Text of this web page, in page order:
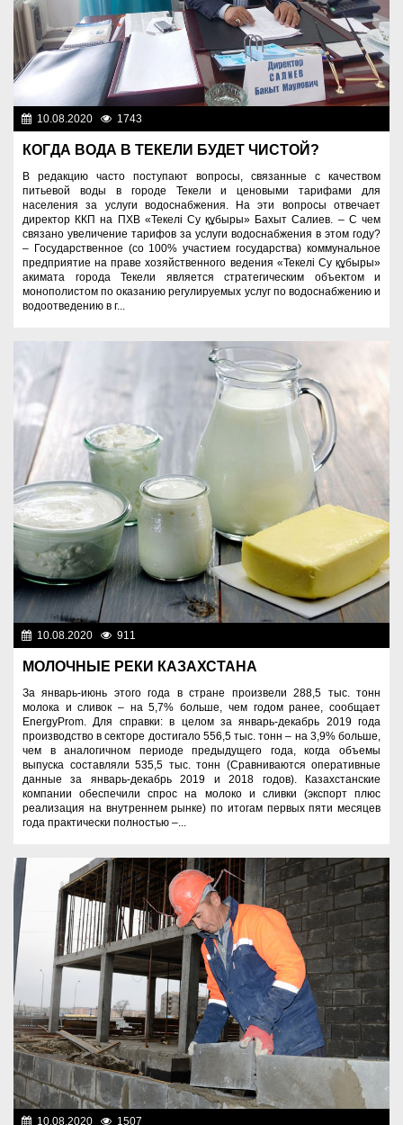
10.08.2020 1743
КОГДА ВОДА В ТЕКЕЛИ БУДЕТ ЧИСТОЙ?
В редакцию часто поступают вопросы, связанные с качеством
питьевой воды в городе Текели и ценовыми тарифами для
населения за услуги водоснабжения. На эти вопросы отвечает
директор ККП на ПХВ «Текелі Су құбыры» Бахыт Салиев. – С чем
связано увеличение тарифов за услуги водоснабжения в этом году?
– Государственное (со 100% участием государства) коммунальное
предприятие на праве хозяйственного ведения «Текелі Су құбыры»
акимата города Текели является стратегическим объектом и
монополистом по оказанию регулируемых услуг по водоснабжению и
водоотведению в г...
10.08.2020 911
МОЛОЧНЫЕ РЕКИ КАЗАХСТАНА
За январь-июнь этого года в стране произвели 288,5 тыс. тонн
молока и сливок – на 5,7% больше, чем годом ранее, сообщает
EnergyProm. Для справки: в целом за январь-декабрь 2019 года
производство в секторе достигало 556,5 тыс. тонн – на 3,9% больше,
чем в аналогичном периоде предыдущего года, когда объемы
выпуска составляли 535,5 тыс. тонн (Сравниваются оперативные
данные за январь-декабрь 2019 и 2018 годов). Казахстанские
компании обеспечили спрос на молоко и сливки (экспорт плюс
реализация на внутреннем рынке) по итогам первых пяти месяцев
года практически полностью –...
10.08.2020 1507